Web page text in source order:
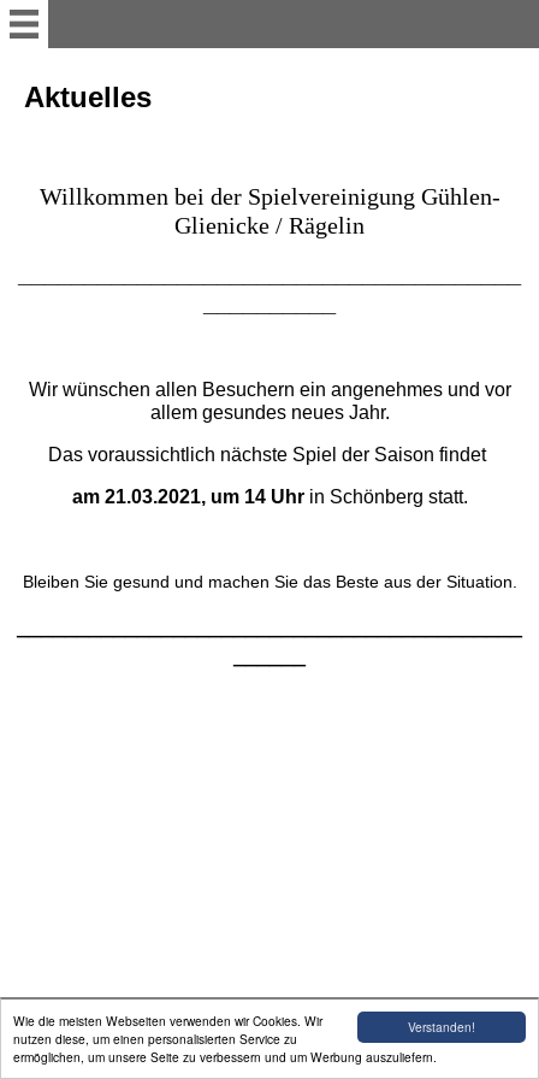
Verstanden!
Wie die meisten Webseiten verwenden wir Cookies. Wir
nutzen diese, um einen personalisierten Service zu
ermöglichen, um unsere Seite zu verbessern und um Werbung auszuliefern.
Aktuelles
Wir in der Öffentlichkeit
Ansprechpartner (2)
Impressum
Aktuelles
Willkommen bei der Spielvereinigung Gühlen-
Glienicke / Rägelin
Wir wünschen allen Besuchern ein angenehmes und vor
allem gesundes neues Jahr.
Das voraussichtlich nächste Spiel der Saison findet
am 21.03.2021, um 14 Uhrin Schönberg statt.
Bleiben Sie gesund und machen Sie das Beste aus der Situation.